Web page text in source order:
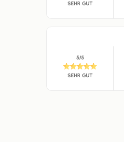
SEHR GUT
5/5
SEHR GUT